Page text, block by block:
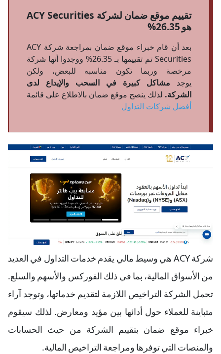
تقييم موقع ضمان لشركة ACY Securities
هو 26.35%
بعد أن قام خبراء موقع ضمان بمراجعة شركة ACY
Securities تم تقييمها بـ 26.35% ووجدوا أنها شركة
مرخصة وربما تكون مناسبه للبعض، ولكن
يوجد مشاكل كبيرة في السحب والإيداع لدى
الشركة. لذلك ينصح موقع ضمان بالاطلاع على قائمة
أفضل شركات التداول
شركة ACY هي وسيط مالي يقدم خدمات التداول في العديد
من الأسواق المالية، بما في ذلك الفوركس والأسهم والسلع.
تحمل الشركة التراخيص اللازمة لتقديم خدماتها، وتوجد آراء
متباينة للعملاء حول أدائها بين مؤيد ومعارض. لذلك سيقوم
خبراء موقع ضمان بتقييم الشركة من حيث الحسابات
والمنصات التي توفرها ومراجعة التراخيص المالية.